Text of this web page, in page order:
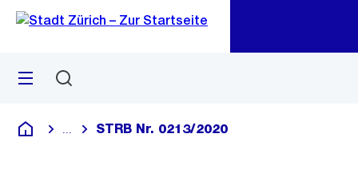
Navigation
Sprunglink
Menü
Deutsch
Blende alle Breadcrumbs ein
STRB Nr. 0213/2020